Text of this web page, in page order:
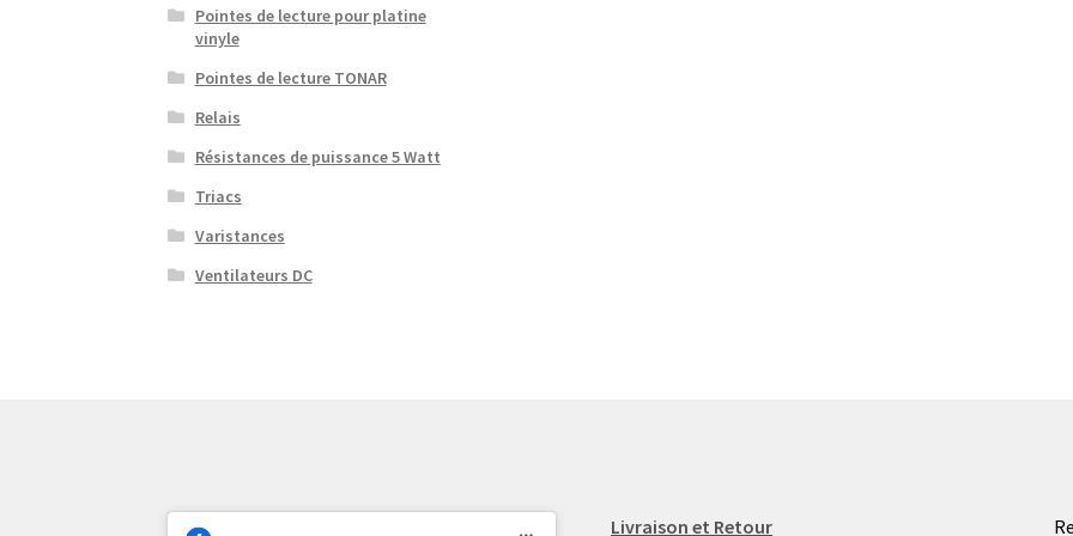
Pointes de lecture pour platine
vinyle
Pointes de lecture TONAR
Relais
Résistances de puissance 5 Watt
Triacs
Varistances
Ventilateurs DC
Livraison et Retour